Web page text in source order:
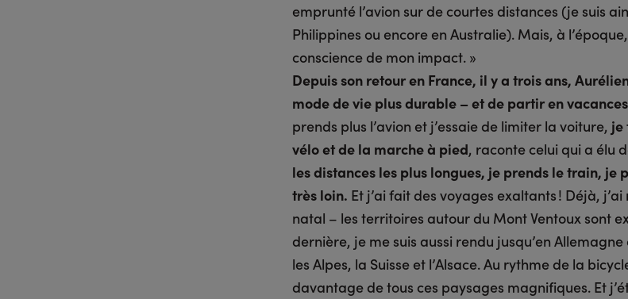
emprunté l’avion sur de courtes distances (je suis
Philippines ou encore en Australie). Mais, à
conscience de mon impact. »
Depuis son retour en France, il y a trois ans,
mode de vie plus durable – et de partir en
prends plus l’avion et j’essaie de limiter la voiture, je
vélo et de la marche à pied, raconte celui qui a élu
les distances les plus longues, je prends le train, je
très loin. Et j’ai fait des voyages exaltants ! Déjà,
natal – les territoires autour du Mont Ventoux sont
dernière, je me suis aussi rendu jusqu’en
les Alpes, la Suisse et l’Alsace. Au rythme de la
davantage de tous ces paysages magnifiques. Et